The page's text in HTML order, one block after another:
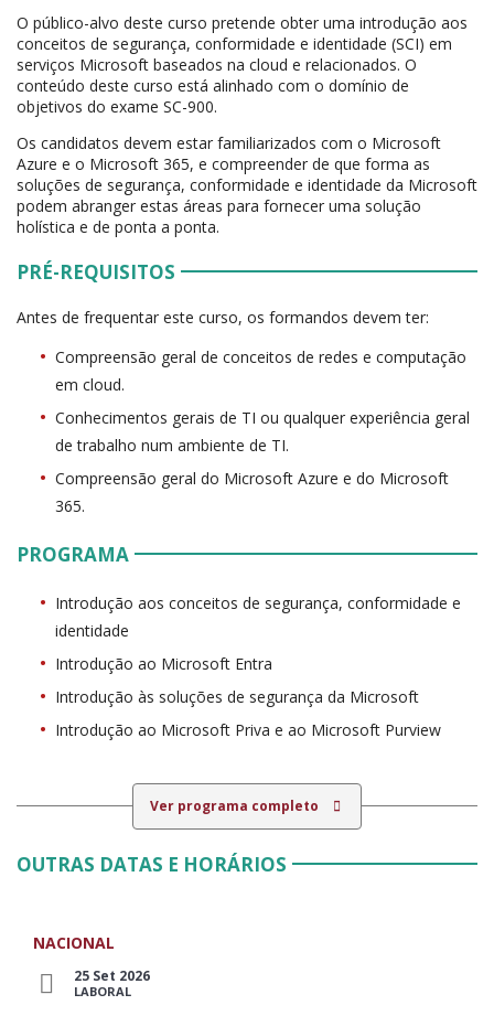
O público-alvo deste curso pretende obter uma introdução aos
conceitos de segurança, conformidade e identidade (SCI) em
serviços Microsoft baseados na cloud e relacionados. O
conteúdo deste curso está alinhado com o domínio de
objetivos do exame SC-900.
Os candidatos devem estar familiarizados com o Microsoft
Azure e o Microsoft 365, e compreender de que forma as
soluções de segurança, conformidade e identidade da Microsoft
podem abranger estas áreas para fornecer uma solução
holística e de ponta a ponta.
PRÉ-REQUISITOS
Antes de frequentar este curso, os formandos devem ter:
Compreensão geral de conceitos de redes e computação
em cloud.
Conhecimentos gerais de TI ou qualquer experiência geral
de trabalho num ambiente de TI.
Compreensão geral do Microsoft Azure e do Microsoft
365.
PROGRAMA
Introdução aos conceitos de segurança, conformidade e
identidade
Introdução ao Microsoft Entra
Introdução às soluções de segurança da Microsoft
Introdução ao Microsoft Priva e ao Microsoft Purview
Ver programa completo
OUTRAS DATAS E HORÁRIOS
NACIONAL
25 Set 2026
LABORAL